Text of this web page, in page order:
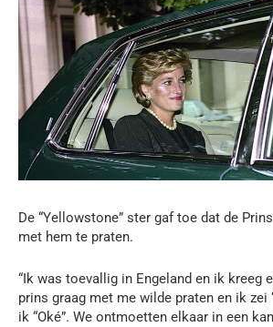
De “Yellowstone” ster gaf toe dat de
met hem te praten.
“Ik was toevallig in Engeland en ik kreeg
prins graag met me wilde praten en ik zei
ik “Oké”. We ontmoetten elkaar in een